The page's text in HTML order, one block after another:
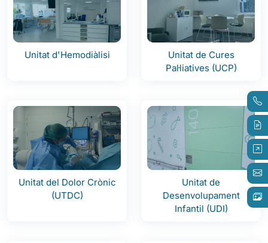
Unitat d'Hemodiàlisi
Unitat de Cures
Pal·liatives (UCP)
Unitat del Dolor Crònic
(UTDC)
Unitat de
Desenvolupament
Infantil (UDI)